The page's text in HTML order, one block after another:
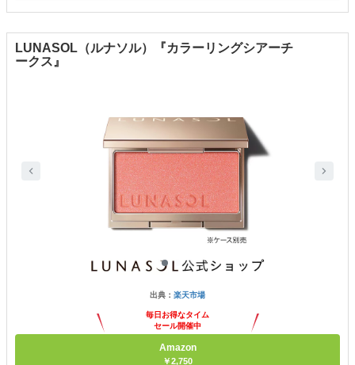
LUNASOL（ルナソル）『カラーリングシアーチ
ークス』
出典： 楽天市場
毎日お得なタイム
セール開催中
Amazon
￥2,750